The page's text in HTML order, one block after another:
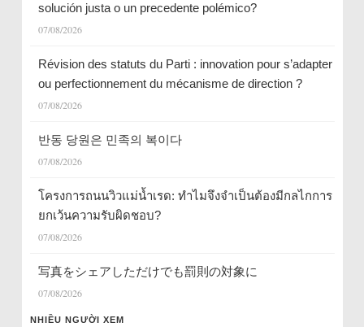
solución justa o un precedente polémico?
07/08/2026
Révision des statuts du Parti : innovation pour s’adapter
ou perfectionnement du mécanisme de direction ?
07/08/2026
반동 당원은 민족의 복이다
07/08/2026
โครงการถนนวิวแม่น้ำเรด: ทำไมจึงจำเป็นต้องมีกลไกการ
ยกเว้นความรับผิดชอบ?
07/08/2026
写真をシェアしただけでも罰則の対象に
07/08/2026
NHIỀU NGƯỜI XEM